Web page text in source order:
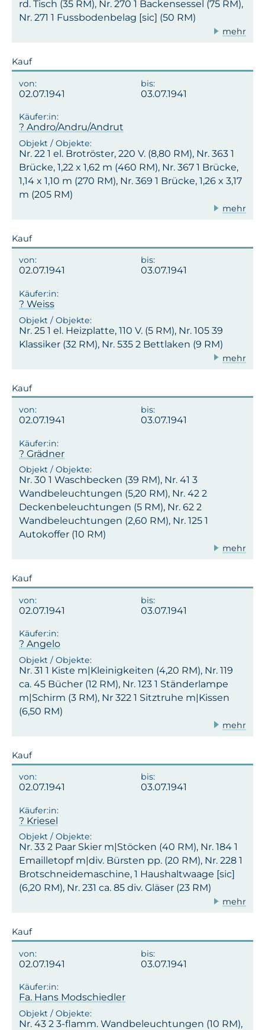
rd. Tisch (35 RM), Nr. 270 1 Backensessel (75 RM),
Nr. 271 1 Fussbodenbelag [sic] (50 RM)
mehr
Kauf
02.07.1941 03.07.1941
? Andro/Andru/Andrut
Nr. 22 1 el. Brotröster, 220 V. (8,80 RM), Nr. 363 1
Brücke, 1,22 x 1,62 m (460 RM), Nr. 367 1 Brücke,
1,14 x 1,10 m (270 RM), Nr. 369 1 Brücke, 1,26 x 3,17
m (205 RM)
mehr
Kauf
02.07.1941 03.07.1941
? Weiss
Nr. 25 1 el. Heizplatte, 110 V. (5 RM), Nr. 105 39
Klassiker (32 RM), Nr. 535 2 Bettlaken (9 RM)
mehr
Kauf
02.07.1941 03.07.1941
? Grädner
Nr. 30 1 Waschbecken (39 RM), Nr. 41 3
Wandbeleuchtungen (5,20 RM), Nr. 42 2
Deckenbeleuchtungen (5 RM), Nr. 62 2
Wandbeleuchtungen (2,60 RM), Nr. 125 1
Autokoffer (10 RM)
mehr
Kauf
02.07.1941 03.07.1941
? Angelo
Nr. 31 1 Kiste m|Kleinigkeiten (4,20 RM), Nr. 119
ca. 45 Bücher (12 RM), Nr. 123 1 Ständerlampe
m|Schirm (3 RM), Nr 322 1 Sitztruhe m|Kissen
(6,50 RM)
mehr
Kauf
02.07.1941 03.07.1941
? Kriesel
Nr. 33 2 Paar Skier m|Stöcken (40 RM), Nr. 184 1
Emailletopf m|div. Bürsten pp. (20 RM), Nr. 228 1
Brotschneidemaschine, 1 Haushaltwaage [sic]
(6,20 RM), Nr. 231 ca. 85 div. Gläser (23 RM)
mehr
Kauf
02.07.1941 03.07.1941
Fa. Hans Modschiedler
Nr. 43 2 3-flamm. Wandbeleuchtungen (10 RM),